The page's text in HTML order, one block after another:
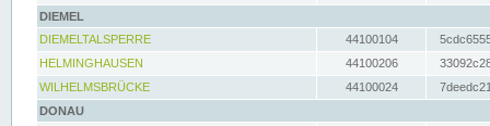
DIEMEL
DIEMELTALSPERRE
44100104
HELMINGHAUSEN
44100206
WILHELMSBRÜCKE
44100024
DONAU